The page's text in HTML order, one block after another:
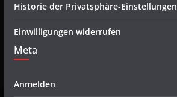
Historie der Privatsphäre-Einstellungen
Einwilligungen widerrufen
Meta
Anmelden